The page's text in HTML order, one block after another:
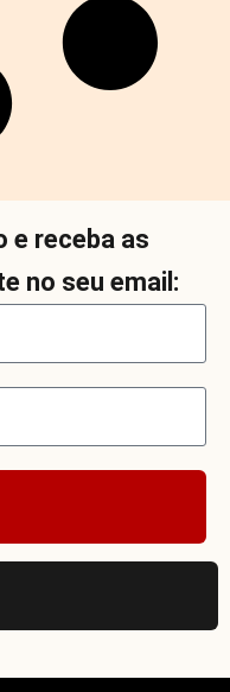
e receba as
no seu email: